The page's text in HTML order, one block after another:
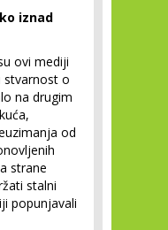
iznad
ovi mediji
stvarnost o
na drugim
od
strane
stalni
popunjavali